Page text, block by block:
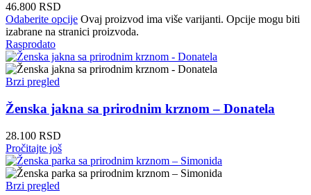
46.800 RSD
Odaberite opcije Ovaj proizvod ima više varijanti. Opcije mogu biti
izabrane na stranici proizvoda.
Rasprodato
Brzi pregled
Ženska jakna sa prirodnim krznom – Donatela
28.100 RSD
Pročitajte još
Brzi pregled